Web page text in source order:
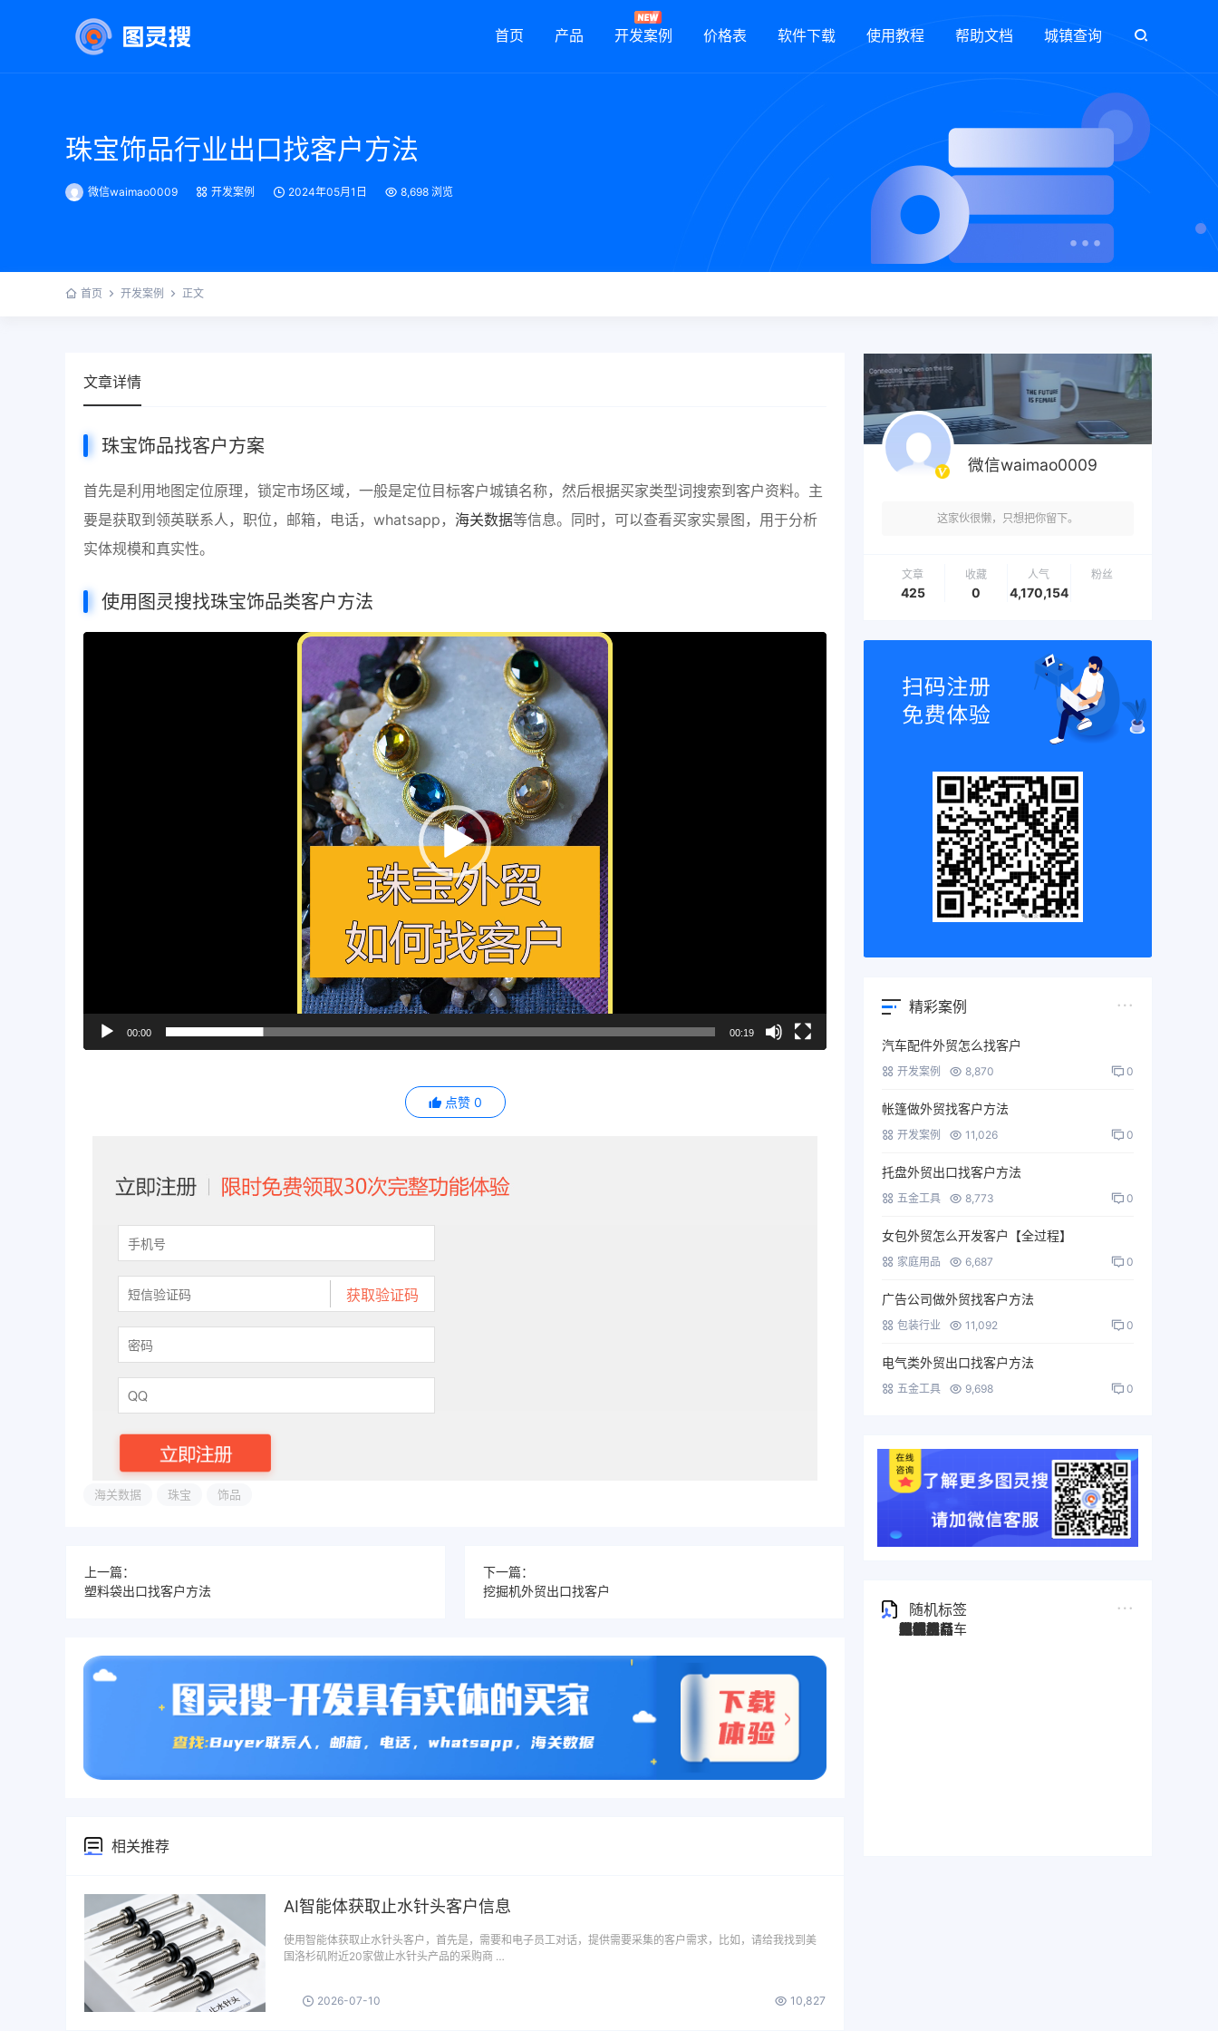
首页 产品 开发案例 价格表 软件下载 使用教程 帮助文档 城镇查询
珠宝饰品行业出口找客户方法
微信waimao0009 开发案例 2024年05月1日 8,698 浏览
首页 开发案例 正文
文章详情
珠宝饰品找客户方案
首先是利用地图定位原理，锁定市场区域，一般是定位目标客户城镇名称，然后根据买家类型词搜索到客户资料。主
要是获取到领英联系人，职位，邮箱，电话，whatsapp， 海关数据等信息。同时，可以查看买家实景图，用于分析
实体规模和真实性。
使用图灵搜找珠宝饰品类客户方法
00:00 00:19
点赞 0
海关数据 珠宝 饰品
上一篇：
塑料袋出口找客户方法
下一篇：
挖掘机外贸出口找客户
相关推荐
AI智能体获取止水针头客户信息
使用智能体获取止水针头客户，首先是，需要和电子员工对话，提供需要采集的客户需求，比如，请给我找到美
国洛杉矶附近20家做止水针头产品的采购商 …
2026-07-10 10,827
微信waimao0009
这家伙很懒，只想把你留下。
文章
425
收藏
0
人气
4,170,154
粉丝
精彩案例
汽车配件外贸怎么找客户
开发案例 8,870 0
帐篷做外贸找客户方法
开发案例 11,026 0
托盘外贸出口找客户方法
五金工具 8,773 0
女包外贸怎么开发客户【全过程】
家庭用品 6,687 0
广告公司做外贸找客户方法
包装行业 11,092 0
电气类外贸出口找客户方法
五金工具 9,698 0
随机标签
图灵搜
电子秤
劳保手套
压缩机
宠物用品
纸袋
塑料袋
箱包
圣诞树
电子烟
集装箱
沙发
户外用品
美容用品
红酒
电动自行车
服装
母婴用品
石材
壁纸
建筑材料